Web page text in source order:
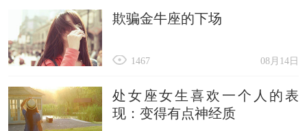
欺骗金牛座的下场
08月14日
1467
处女座女生喜欢一个人的表
现：变得有点神经质